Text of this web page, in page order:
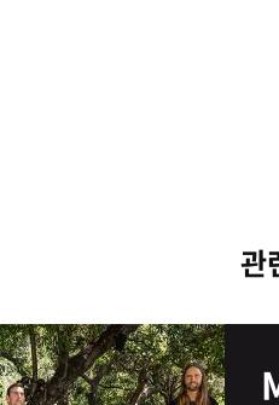
관